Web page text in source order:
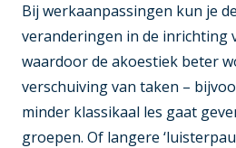
Bij werkaanpassingen kun je
veranderingen in de inrichting
waardoor de akoestiek beter
verschuiving van taken –
minder klassikaal les gaat
groepen. Of langere